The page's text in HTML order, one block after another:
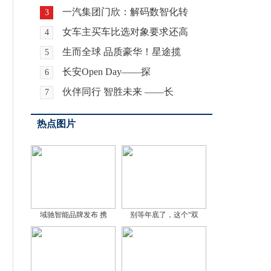
3 一汽集团门欣：解码数智化转
4 女车主买车比选对象要求还高
5 生而全球 品质豪华！星途揽
6 长安Open Day——探
7 伙伴同行 智胜未来 ——长
热点图片
域驰智能品牌发布 携 别等年底了，这个“双